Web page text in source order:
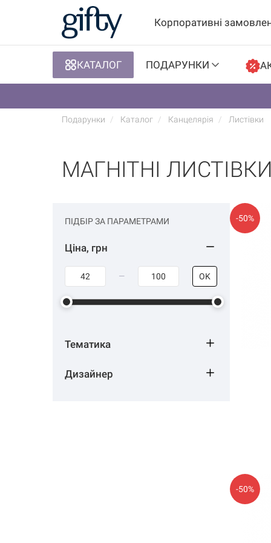
Корпоративні
КАТАЛОГ ПОДАРУНКИ
Подарунки Каталог Канцелярія Листівки
МАГНІТНІ
ПІДБІР ЗА ПАРАМЕТРАМИ
Ціна, грн
OK
Тематика
Дизайнер
-50%
-50%